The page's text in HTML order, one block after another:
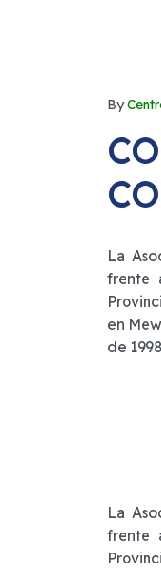
By
La
frente
en
de
La
frente